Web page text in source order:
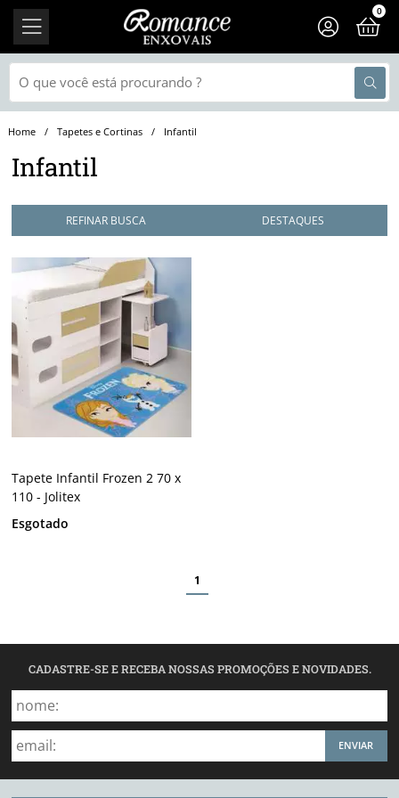
0
Tapetes e Cortinas Infantil
Infantil
REFINAR BUSCA
Tapete Infantil Frozen 2 70 x
110 - Jolitex
Esgotado
1
CADASTRE-SE E RECEBA NOSSAS PROMOÇÕES E NOVIDADES.
ENVIAR